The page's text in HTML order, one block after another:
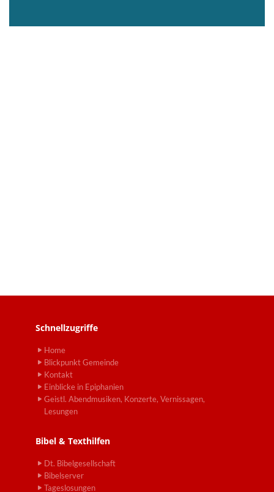
Schnellzugriffe
Home
Blickpunkt Gemeinde
Kontakt
Einblicke in Epiphanien
Geistl. Abendmusiken, Konzerte, Vernissagen,
Lesungen
Bibel & Texthilfen
Dt. Bibelgesellschaft
Bibelserver
Tageslosungen